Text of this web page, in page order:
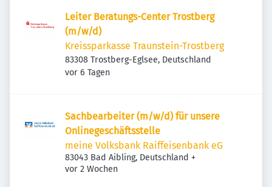
Leiter Beratungs-Center Trostberg
(m/w/d)
Kreissparkasse Traunstein-Trostberg
83308 Trostberg-Eglsee, Deutschland
Veröffentlicht
vor 6 Tagen
Sachbearbeiter (m/w/d) für unsere
Onlinegeschäftsstelle
meine Volksbank Raiffeisenbank eG
83043 Bad Aibling, Deutschland +
Veröffentlicht
vor 2 Wochen